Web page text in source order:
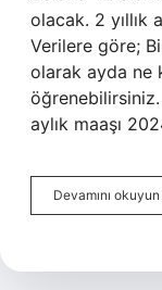
olacak. 2 yıllık
Verilere göre;
olarak ayda ne
aylık maaşı
Devamını okuyun